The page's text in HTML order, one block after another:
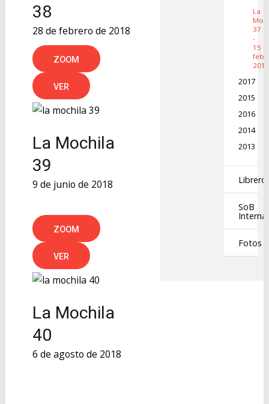
38
28 de febrero de 2018
ZOOM
VER
La Mochila
39
9 de junio de 2018
ZOOM
VER
La Mochila
40
6 de agosto de 2018
La
37
-
15
2017
2015
2016
2014
2013
Librero
SoB
Fotos